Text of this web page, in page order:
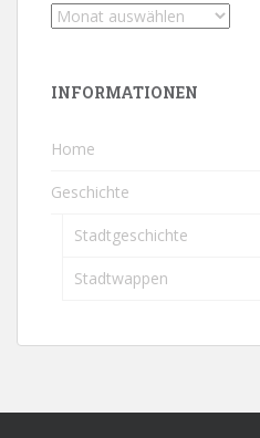
INFORMATIONEN
Home
Geschichte
Stadtgeschichte
Stadtwappen